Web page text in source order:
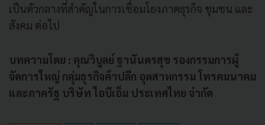
เป็นตัวกลางที่สำคัญในการเชื่อมโยงภาคธุรกิจ ชุมชน และ
สังคม ต่อไป
บทความโดย : คุณวิบูลย์ ฐานันดรสุข รองกรรมการผู้
จัดการใหญ่ กลุ่มธุรกิจค้าปลีก อุตสาหกรรม โทรคมนาคม
และภาครัฐ บริษัท ไอบีเอ็ม ประเทศไทย จำกัด